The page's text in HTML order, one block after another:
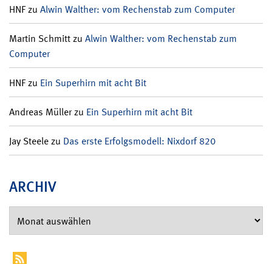
HNFzu Alwin Walther: vom Rechenstab zum Computer
Martin Schmittzu Alwin Walther: vom Rechenstab zum
Computer
HNFzu Ein Superhirn mit acht Bit
Andreas Müllerzu Ein Superhirn mit acht Bit
Jay Steelezu Das erste Erfolgsmodell: Nixdorf 820
ARCHIV